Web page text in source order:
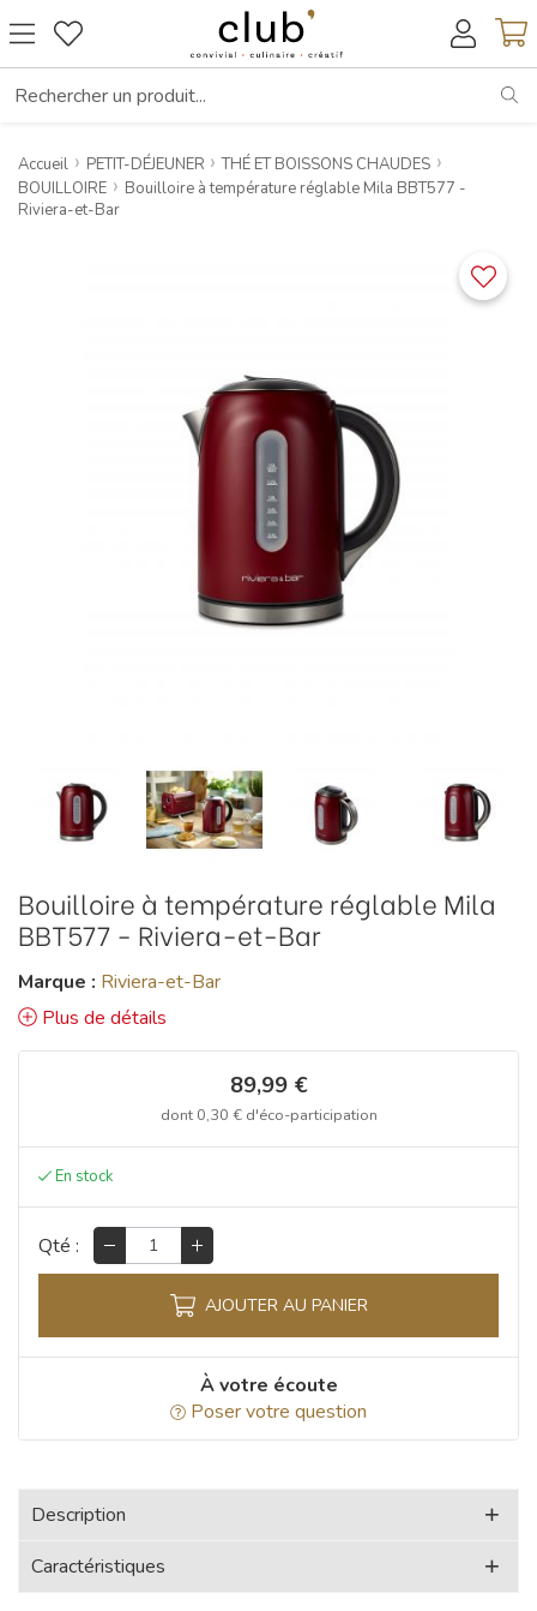
Accueil PETIT-DÉJEUNER
THÉ ET BOISSONS CHAUDES
BOUILLOIRE
Bouilloire à température réglable Mila BBT577 -
Riviera-et-Bar
Bouilloire à température réglable Mila
BBT577 - Riviera-et-Bar
Marque : Riviera-et-Bar
Plus de détails
89,99 €
dont 0,30 €d'éco-participation
Qté :
AJOUTER AU PANIER
À votre écoute
Poser votre question
Description
Caractéristiques